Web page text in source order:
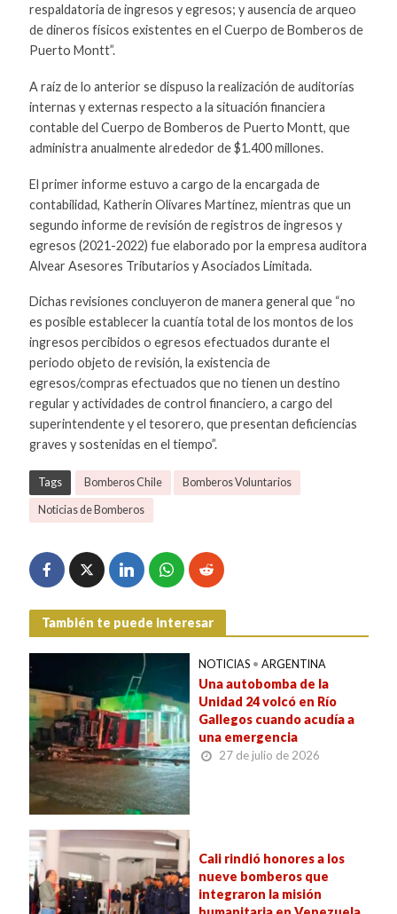
respaldatoria de ingresos y egresos; y ausencia de arqueo
de dineros físicos existentes en el Cuerpo de Bomberos de
Puerto Montt”.
A raíz de lo anterior se dispuso la realización de auditorías
internas y externas respecto a la situación financiera
contable del Cuerpo de Bomberos de Puerto Montt, que
administra anualmente alrededor de $1.400 millones.
El primer informe estuvo a cargo de la encargada de
contabilidad, Katherin Olivares Martínez, mientras que un
segundo informe de revisión de registros de ingresos y
egresos (2021-2022) fue elaborado por la empresa auditora
Alvear Asesores Tributarios y Asociados Limitada.
Dichas revisiones concluyeron de manera general que “no
es posible establecer la cuantía total de los montos de los
ingresos percibidos o egresos efectuados durante el
periodo objeto de revisión, la existencia de
egresos/compras efectuados que no tienen un destino
regular y actividades de control financiero, a cargo del
superintendente y el tesorero, que presentan deficiencias
graves y sostenidas en el tiempo”.
Tags Bomberos Chile Bomberos Voluntarios
Noticias de Bomberos
También te puede interesar
NOTICIAS • ARGENTINA
Una autobomba de la
Unidad 24 volcó en Río
Gallegos cuando acudía a
una emergencia
27 de julio de 2026
Cali rindió honores a los
nueve bomberos que
integraron la misión